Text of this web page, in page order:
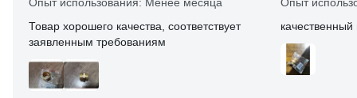
Товар хорошего качества, соответствует
заявленным требованиям